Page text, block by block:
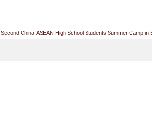
China-ASEAN High School Students Summer Camp in